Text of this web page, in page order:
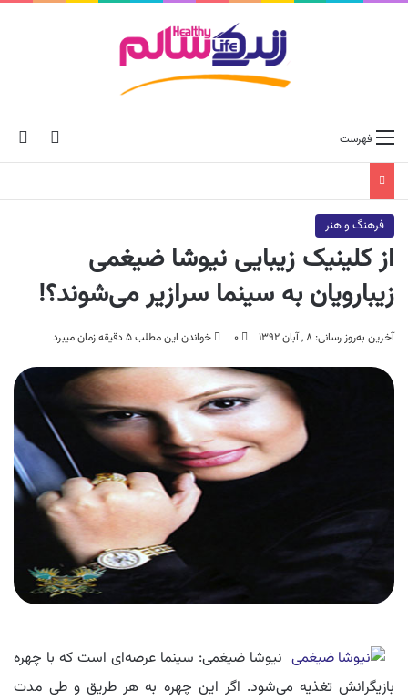
skin فهرست
فرهنگ و هنر
از کلینیک زیبایی نیوشا ضیغمی
زیبارویان به سینما سرازیر می‌شوند؟!
آخرین به‌روز رسانی: ۸ , آبان ۱۳۹۲ ۰ خواندن این مطلب ۵ دقیقه زمان میبرد
نیوشا ضیغمی: سینما عرصه‌ای است که با چهره
بازیگرانش تغذیه می‌شود. اگر این چهره به هر طریق و طی مدت